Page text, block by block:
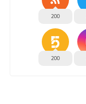
200
200